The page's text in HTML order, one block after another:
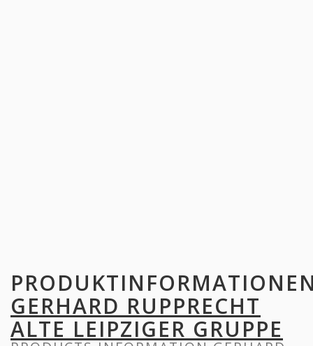
GERHARD RUPPRECHT
ALTE LEIPZIGER GRUPPE